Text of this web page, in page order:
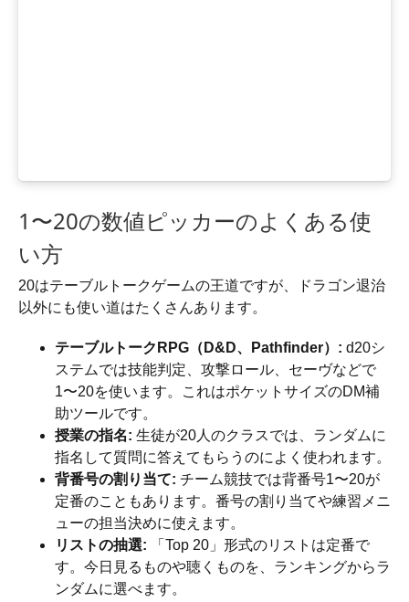
1〜20の数値ピッカーのよくある使
い方
20はテーブルトークゲームの王道ですが、ドラゴン退治
以外にも使い道はたくさんあります。
テーブルトークRPG（D&D、Pathfinder）: d20シ
ステムでは技能判定、攻撃ロール、セーヴなどで
1〜20を使います。これはポケットサイズのDM補
助ツールです。
授業の指名: 生徒が20人のクラスでは、ランダムに
指名して質問に答えてもらうのによく使われます。
背番号の割り当て: チーム競技では背番号1〜20が
定番のこともあります。番号の割り当てや練習メニ
ューの担当決めに使えます。
リストの抽選: 「Top 20」形式のリストは定番で
す。今日見るものや聴くものを、ランキングからラ
ンダムに選べます。